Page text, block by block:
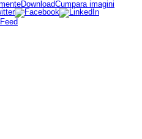
DownloadCumpara imagini